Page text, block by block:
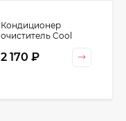
Кондиционер
очиститель Cool
Cosmetics, 130 гр
2 170 ₽